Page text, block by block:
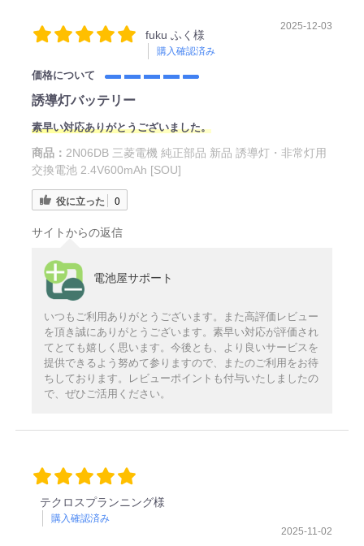
fuku ふく様
購入確認済み
2025-12-03
価格について
誘導灯バッテリー
素早い対応ありがとうございました。
商品： 2N06DB 三菱電機 純正部品 新品 誘導灯・非常灯用
交換電池 2.4V600mAh [SOU]
役に立った 0
サイトからの返信
電池屋サポート
いつもご利用ありがとうございます。また高評価レビュー
を頂き誠にありがとうございます。素早い対応が評価され
てとても嬉しく思います。今後とも、より良いサービスを
提供できるよう努めて参りますので、またのご利用をお待
ちしております。レビューポイントも付与いたしましたの
で、ぜひご活用ください。
テクロスプランニング様
購入確認済み
2025-11-02